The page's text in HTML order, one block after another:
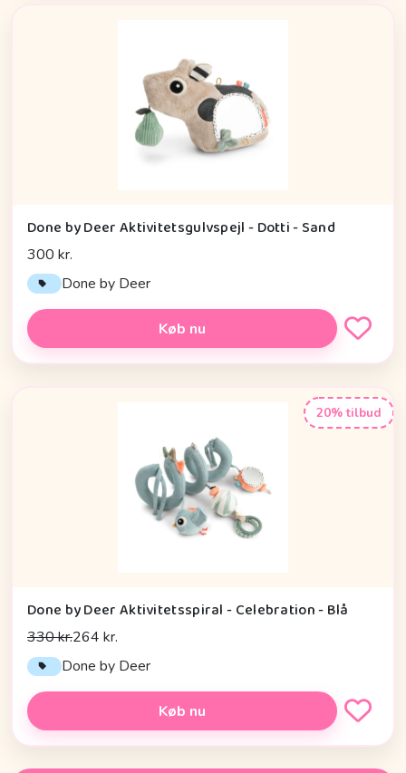
Done by Deer Aktivitetsgulvspejl - Dotti - Sand
300 kr.
Done by Deer
Køb nu
20% tilbud
Done by Deer Aktivitetsspiral - Celebration - Blå
330 kr.264 kr.
Done by Deer
Køb nu